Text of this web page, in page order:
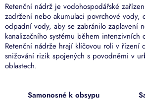
Retenční nádrž je vodohospodářské
zadržení nebo akumulaci povrchové vody,
odpadní vody, aby se zabránilo zaplavení
kanalizačního systému během intenzivních
Retenční nádrže hrají klíčovou roli v řízení
snižování rizik spojených s povodněmi v
oblastech.
Samonosné k obsypu